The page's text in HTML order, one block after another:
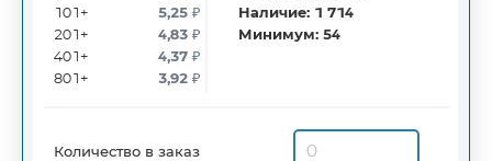
101+
201+
401+
801+
5,25₽
4,83₽
4,37₽
3,92₽
Наличие: 1 714
Минимум:54
Количество в заказ